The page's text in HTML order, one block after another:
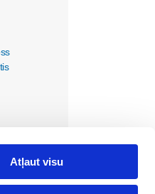
Atļaut visu